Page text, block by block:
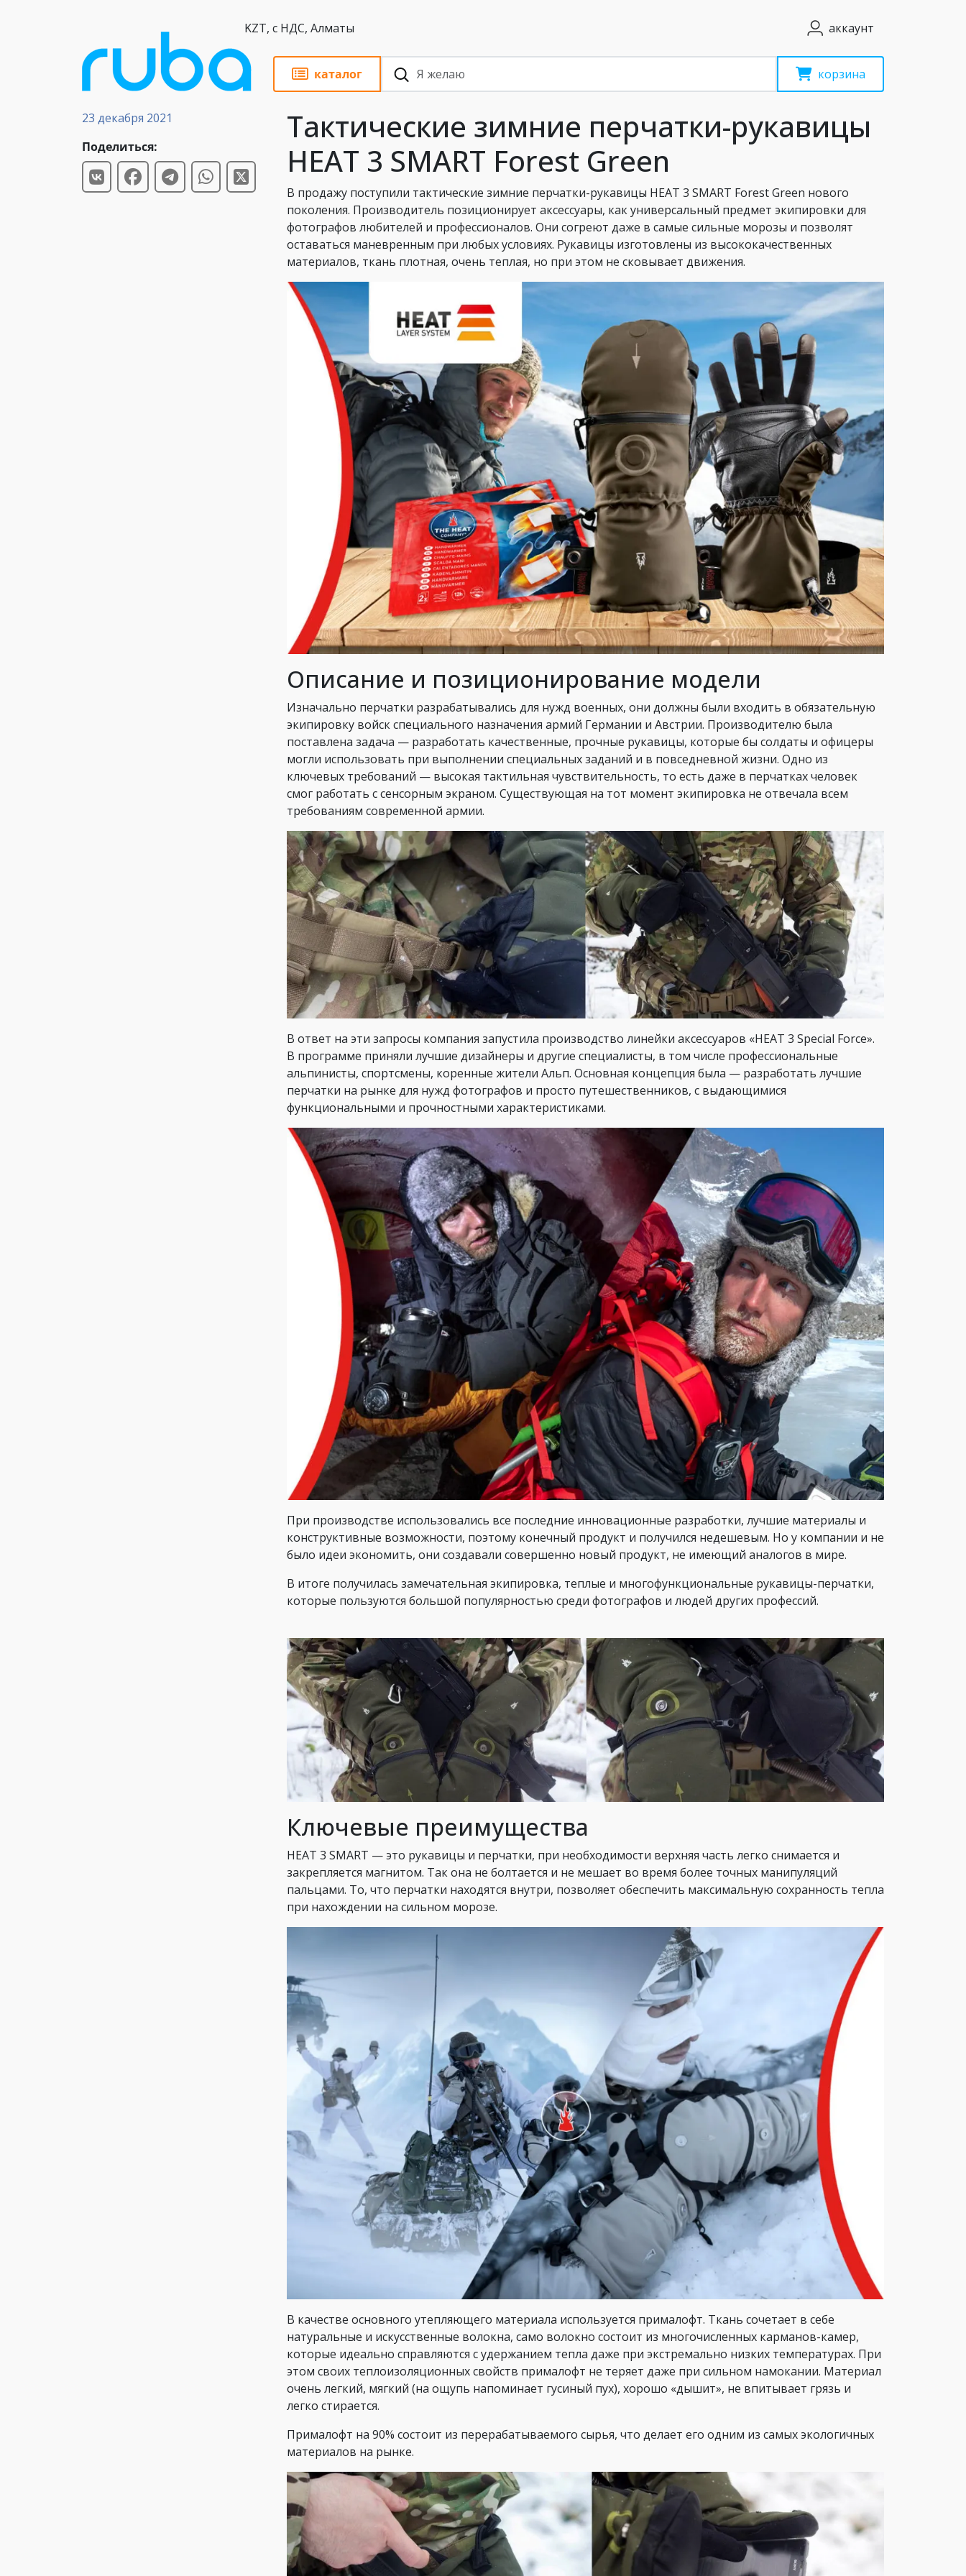
KZT, с НДС, Алматы аккаунт
каталог корзина
Новости
23 декабря 2021
Поделиться:
Тактические зимние перчатки-рукавицы
HEAT 3 SMART Forest Green
В продажу поступили тактические зимние перчатки-рукавицы HEAT 3 SMART Forest Green нового
поколения. Производитель позиционирует аксессуары, как универсальный предмет экипировки для
фотографов любителей и профессионалов. Они согреют даже в самые сильные морозы и позволят
оставаться маневренным при любых условиях. Рукавицы изготовлены из высококачественных
материалов, ткань плотная, очень теплая, но при этом не сковывает движения.
Описание и позиционирование модели
Изначально перчатки разрабатывались для нужд военных, они должны были входить в обязательную
экипировку войск специального назначения армий Германии и Австрии. Производителю была
поставлена задача — разработать качественные, прочные рукавицы, которые бы солдаты и офицеры
могли использовать при выполнении специальных заданий и в повседневной жизни. Одно из
ключевых требований — высокая тактильная чувствительность, то есть даже в перчатках человек
смог работать с сенсорным экраном. Существующая на тот момент экипировка не отвечала всем
требованиям современной армии.
В ответ на эти запросы компания запустила производство линейки аксессуаров «HEAT 3 Special Force».
В программе приняли лучшие дизайнеры и другие специалисты, в том числе профессиональные
альпинисты, спортсмены, коренные жители Альп. Основная концепция была — разработать лучшие
перчатки на рынке для нужд фотографов и просто путешественников, с выдающимися
функциональными и прочностными характеристиками.
При производстве использовались все последние инновационные разработки, лучшие материалы и
конструктивные возможности, поэтому конечный продукт и получился недешевым. Но у компании и не
было идеи экономить, они создавали совершенно новый продукт, не имеющий аналогов в мире.
В итоге получилась замечательная экипировка, теплые и многофункциональные рукавицы-перчатки,
которые пользуются большой популярностью среди фотографов и людей других профессий.
Ключевые преимущества
HEAT 3 SMART — это рукавицы и перчатки, при необходимости верхняя часть легко снимается и
закрепляется магнитом. Так она не болтается и не мешает во время более точных манипуляций
пальцами. То, что перчатки находятся внутри, позволяет обеспечить максимальную сохранность тепла
при нахождении на сильном морозе.
В качестве основного утепляющего материала используется прималофт. Ткань сочетает в себе
натуральные и искусственные волокна, само волокно состоит из многочисленных карманов-камер,
которые идеально справляются с удержанием тепла даже при экстремально низких температурах. При
этом своих теплоизоляционных свойств прималофт не теряет даже при сильном намокании. Материал
очень легкий, мягкий (на ощупь напоминает гусиный пух), хорошо «дышит», не впитывает грязь и
легко стирается.
Прималофт на 90% состоит из перерабатываемого сырья, что делает его одним из самых экологичных
материалов на рынке.